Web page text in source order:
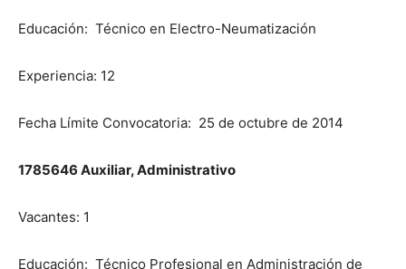
Educación: Técnico en Electro-Neumatización
Experiencia: 12
Fecha Límite Convocatoria: 25 de octubre de 2014
1785646 Auxiliar, Administrativo
Vacantes: 1
Educación: Técnico Profesional en Administración de